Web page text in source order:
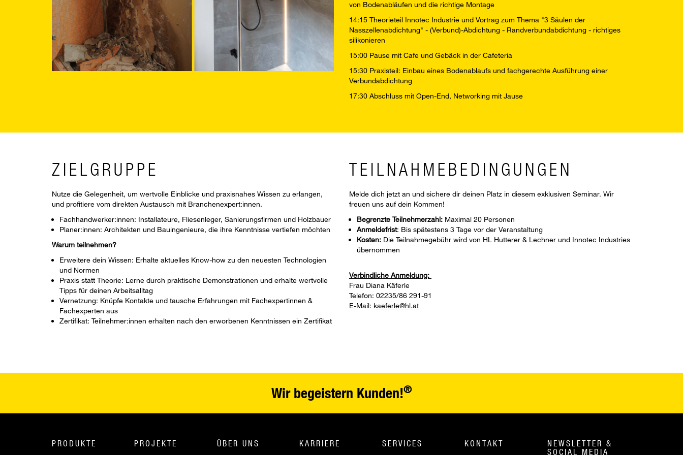
von Bodenabläufen und die richtige Montage
14:15 Theorieteil Innotec Industrie und Vortrag zum Thema "3 Säulen der
Nasszellenabdichtung" - (Verbund)-Abdichtung - Randverbundabdichtung - richtiges
silikonieren
15:00 Pause mit Cafe und Gebäck in der Cafeteria
15:30 Praxisteil: Einbau eines Bodenablaufs und fachgerechte Ausführung einer
Verbundabdichtung
17:30 Abschluss mit Open-End, Networking mit Jause
ZIELGRUPPE
Nutze die Gelegenheit, um wertvolle Einblicke und praxisnahes Wissen zu erlangen,
und profitiere vom direkten Austausch mit Branchenexpert:innen.
Fachhandwerker:innen: Installateure, Fliesenleger, Sanierungsfirmen und Holzbauer
Planer:innen: Architekten und Bauingenieure, die ihre Kenntnisse vertiefen möchten
Warum teilnehmen?
Erweitere dein Wissen: Erhalte aktuelles Know-how zu den neuesten Technologien
und Normen
Praxis statt Theorie: Lerne durch praktische Demonstrationen und erhalte wertvolle
Tipps für deinen Arbeitsalltag
Vernetzung: Knüpfe Kontakte und tausche Erfahrungen mit Fachexpertinnen &
Fachexperten aus
Zertifikat: Teilnehmer:innen erhalten nach den erworbenen Kenntnissen ein Zertifikat
TEILNAHMEBEDINGUNGEN
Melde dich jetzt an und sichere dir deinen Platz in diesem exklusiven Seminar. Wir
freuen uns auf dein Kommen!
Begrenzte Teilnehmerzahl: Maximal 20 Personen
Anmeldefrist: Bis spätestens 3 Tage vor der Veranstaltung
Kosten: Die Teilnahmegebühr wird von HL Hutterer & Lechner und Innotec Industries
übernommen
Verbindliche Anmeldung:
Frau Diana Käferle
Telefon: 02235/86 291-91
E-Mail: kaeferle@hl.at
Wir begeistern Kunden!®
PRODUKTE PROJEKTE ÜBER UNS KARRIERE SERVICES KONTAKT
NEWSLETTER &
SOCIAL MEDIA